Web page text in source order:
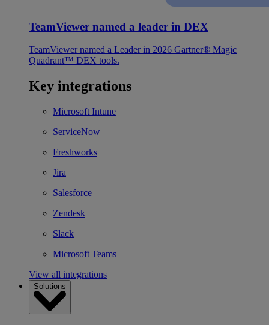
TeamViewer named a leader in DEX
TeamViewer named a Leader in 2026 Gartner® Magic
Quadrant™ DEX tools.
Key integrations
Microsoft Intune
ServiceNow
Freshworks
Jira
Salesforce
Zendesk
Slack
Microsoft Teams
View all integrations
Solutions